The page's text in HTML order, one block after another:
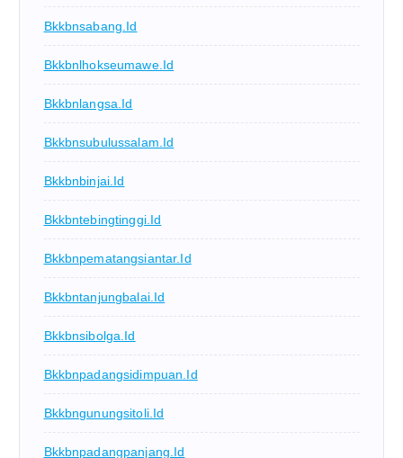
Bkkbnsabang.id
Bkkbnlhokseumawe.id
Bkkbnlangsa.id
Bkkbnsubulussalam.id
Bkkbnbinjai.id
Bkkbntebingtinggi.id
Bkkbnpematangsiantar.id
Bkkbntanjungbalai.id
Bkkbnsibolga.id
Bkkbnpadangsidimpuan.id
Bkkbngunungsitoli.id
Bkkbnpadangpanjang.id